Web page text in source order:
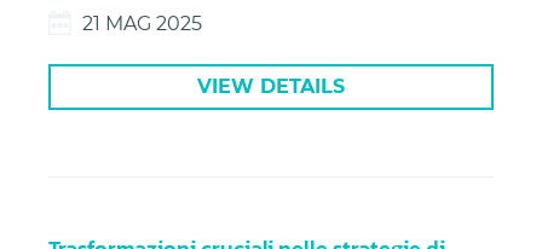
21 MAG 2025
VIEW DETAILS